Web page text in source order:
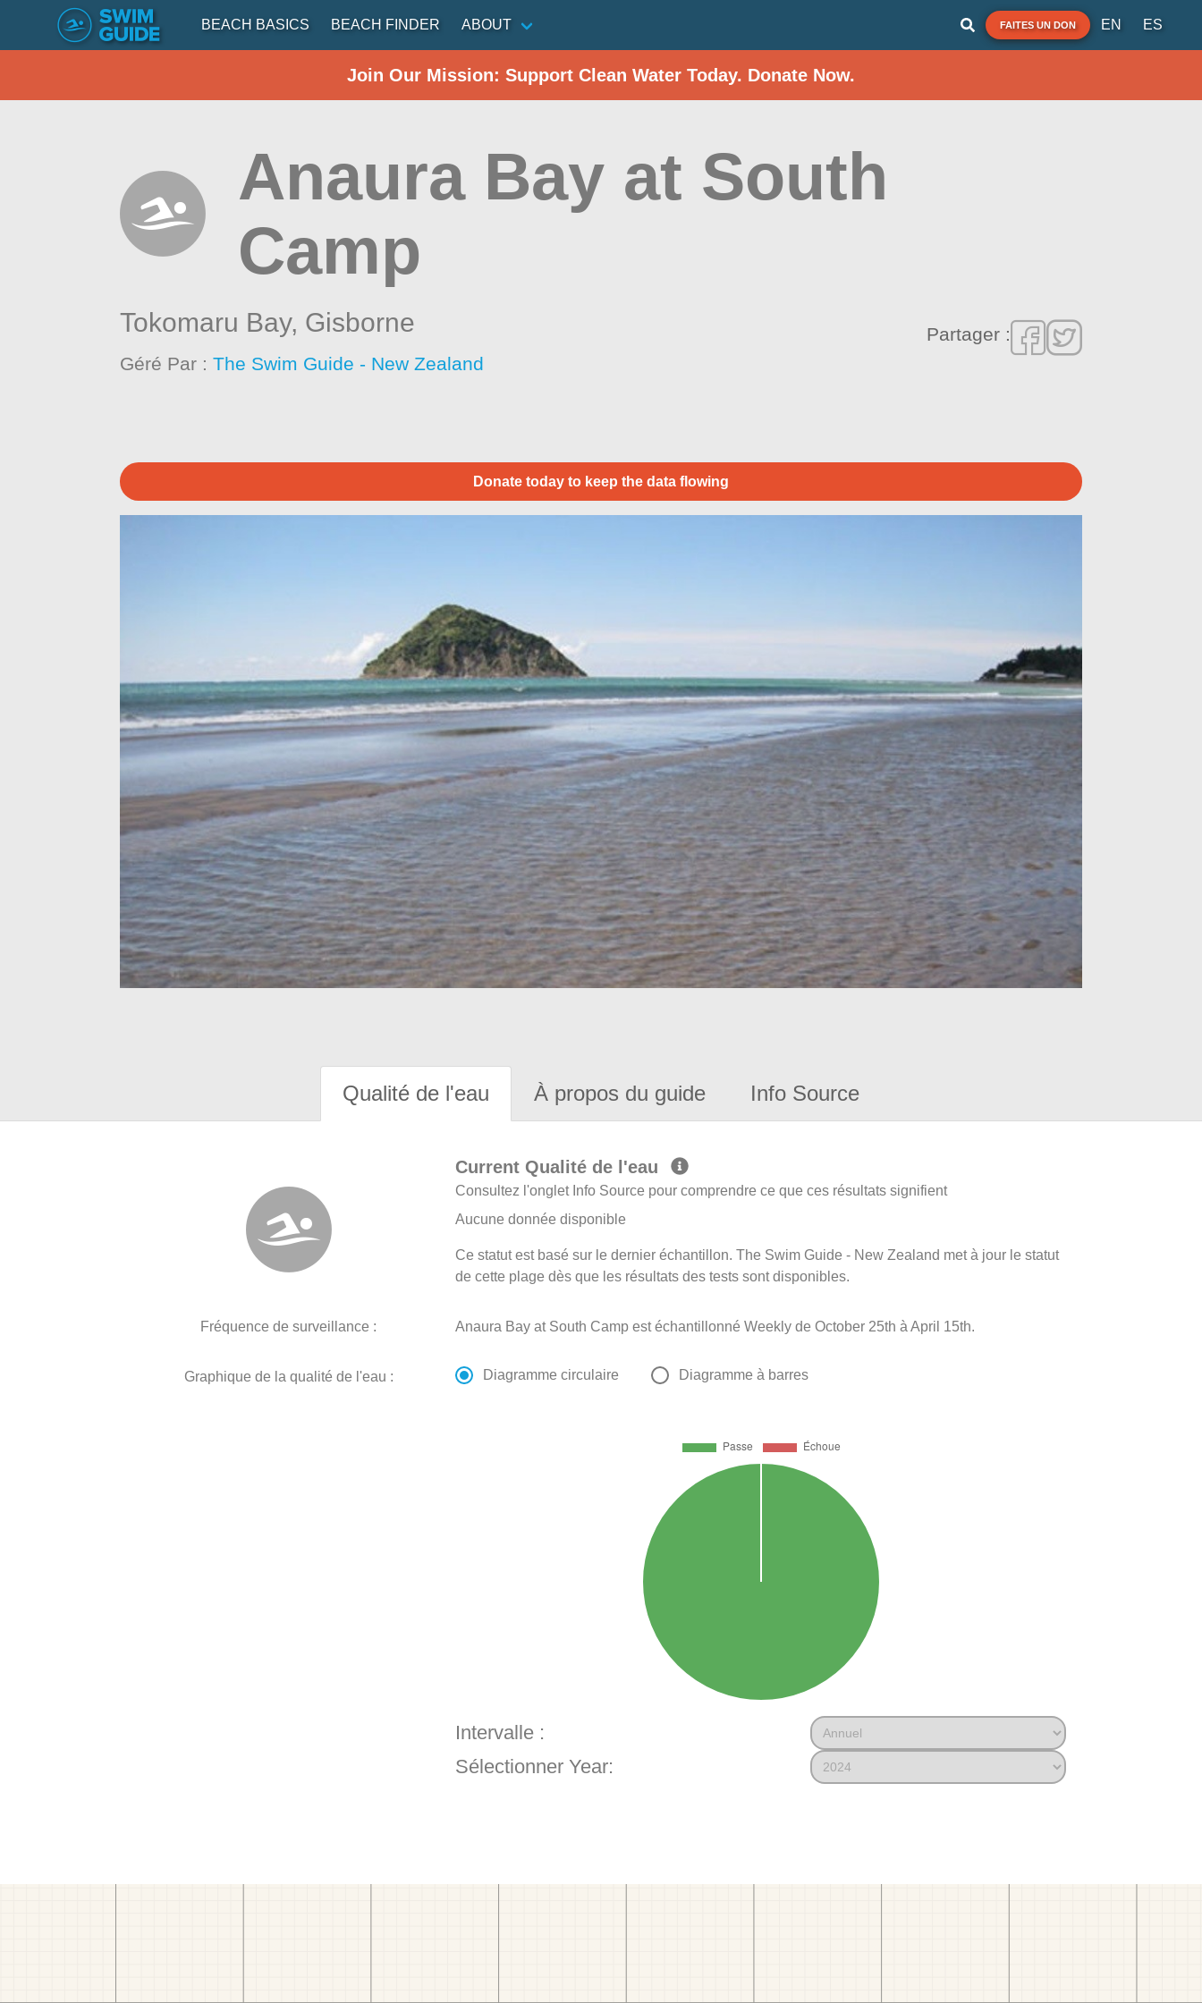
BEACH BASICS BEACH FINDER ABOUT FAITES UN DON EN ES
Join Our Mission: Support Clean Water Today. Donate Now.
Anaura Bay at South
Camp
Tokomaru Bay, Gisborne
Géré Par :The Swim Guide - New Zealand
Partager :
Donate today to keep the data flowing
Qualité de l'eau À propos du guide Info Source
Current Qualité de l'eau
Consultez l'onglet Info Source pour comprendre ce que ces résultats signifient
Aucune donnée disponible
Ce statut est basé sur le dernier échantillon. The Swim Guide - New Zealand met à jour le statut
de cette plage dès que les résultats des tests sont disponibles.
Fréquence de surveillance : Anaura Bay at South Camp est échantillonné Weekly de October 25th à April 15th.
Graphique de la qualité de l'eau : Diagramme circulaire Diagramme à barres
Intervalle :
Sélectionner Year: